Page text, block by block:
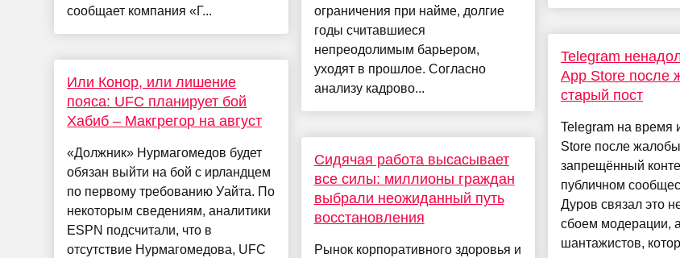
сообщает компания «Г...
Или Конор, или лишение
пояса: UFC планирует бой
Хабиб – Макгрегор на август
«Должник» Нурмагомедов будет
обязан выйти на бой с ирландцем
по первому требованию Уайта. По
некоторым сведениям, аналитики
ESPN подсчитали, что в
отсутствие Нурмагомедова, UFC
ограничения при найме, долгие
годы считавшиеся
непреодолимым барьером,
уходят в прошлое. Согласно
анализу кадрово...
Сидячая работа высасывает
все силы: миллионы граждан
выбрали неожиданный путь
восстановления
Рынок корпоративного здоровья и
Telegram
App Store после
старый пост
Telegram на время
Store после
запрещённый
публичном
Дуров связал это
сбоем модерации,
шантажистов,